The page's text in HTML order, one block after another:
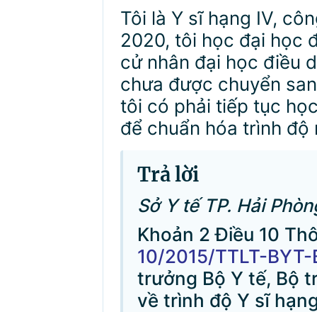
Tôi là Y sĩ hạng IV,
2020, tôi học đại học
cử nhân đại học điều
chưa được chuyển
tôi có phải tiếp tục
để chuẩn hóa trình độ
Trả lời
Sở Y tế TP. Hải
Khoản 2 Điều 10
10/2015/TTLT-BYT-
trưởng Bộ Y tế, Bộ
về trình độ Y sĩ